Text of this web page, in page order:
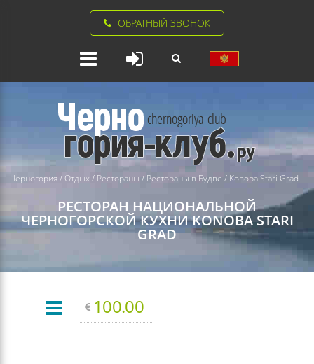
ОБРАТНЫЙ ЗВОНОК
Черногория/ Отдых/ Рестораны / Рестораны в Будве / Konoba Stari Grad
РЕСТОРАН НАЦИОНАЛЬНОЙ
ЧЕРНОГОРСКОЙ КУХНИKONOBA STARI
GRAD
100.00